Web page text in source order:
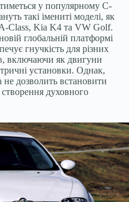
у популярному C-
такі імениті моделі, як
Class, Kia K4 та VW Golf.
глобальній платформі
гнучкість для різних
включаючи як двигуни
установки. Однак,
дозволить встановити
духовного